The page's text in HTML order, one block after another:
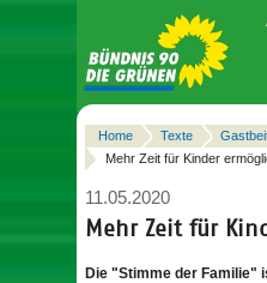
Home Texte
Mehr Zeit für Kinder
11.05.2020
Mehr Zeit für
Die "Stimme der Familie"